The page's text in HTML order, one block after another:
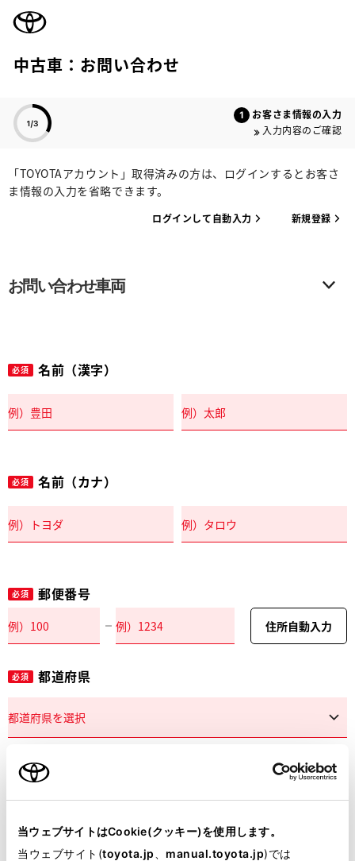
当ウェブサイトはCookie(クッキー)を使用します。
当ウェブサイト(toyota.jp manual.toyota.jp)では
中古車：お問い合わせ
お客さま情報の入力
入力内容のご確認
「TOYOTAアカウント」取得済みの方は、ログインするとお客さ
ま情報の入力を省略できます。
ログインして自動入力 新規登録
お問い合わせ車両
必須 名前（漢字）
必須 名前（カナ）
必須 郵便番号
住所自動入力
必須 都道府県
市区町村名